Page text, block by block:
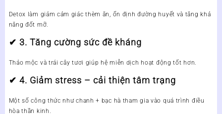
Detox làm giảm cảm giác thèm ăn, ổn định đường huyết và tăng khả
năng đốt mỡ.
✔ 3. Tăng cường sức đề kháng
Thảo mộc và trái cây tươi giúp hệ miễn dịch hoạt động tốt hơn.
✔ 4. Giảm stress – cải thiện tâm trạng
Một số công thức như chanh + bạc hà tham gia vào quá trình điều
hòa thần kinh.